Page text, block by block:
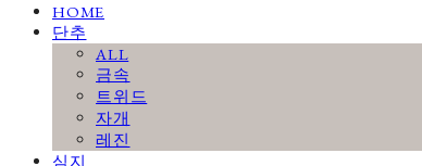
HOME
단추
ALL
금속
트위드
자개
레진
심지